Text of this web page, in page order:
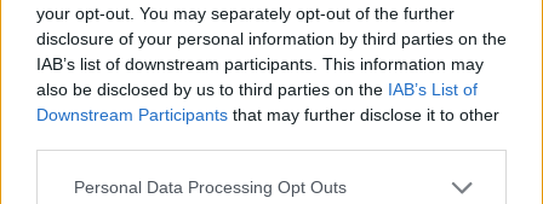
your opt-out. You may separately opt-out of the further
disclosure of your personal information by third parties on the
IAB’s list of downstream participants. This information may
also be disclosed by us to third parties on the IAB’s List of
Downstream Participants that may further disclose it to other
Personal Data Processing Opt Outs
Οργανωθείτε σωστά
Πριν αναχωρήσετε για τις διακοπές σας,
οργανώστε την προσωπική σας λίστα ταξιδιού.
Προμηθευθείτε με τις απαραίτητες ταινίες για
την μέτρηση σακχάρου από αίμα ή στα ούρα, για
όσο καιρό υπολογίζετε να απουσιάσετε. Αν